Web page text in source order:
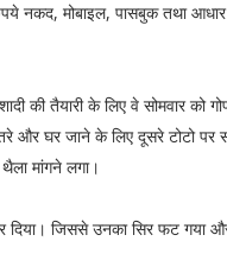
रुपये नकद, मोबाइल, पासबुक तथा
की तैयारी के लिए वे सोमवार
घर जाने के लिए दूसरे टोटो पर
मांगने लगा।
दिया। जिससे उनका सिर फट गया